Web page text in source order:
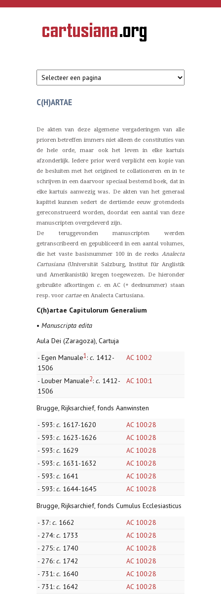
Overslaan en naar de inhoud gaan
CARTUSIANA
Geschiedenis
van de
C(H)ARTAE
De akten van deze algemene vergaderingen van alle
prioren betreffen immers niet alleen de constituties van
de hele orde, maar ook het leven in elke kartuis
afzonderlijk. Iedere prior werd verplicht een kopie van
de besluiten met het origineel te collationeren en in te
schrijven in een daarvoor speciaal bestemd boek, dat in
elke kartuis aanwezig was. De akten van het generaal
kapittel kunnen sedert de dertiende eeuw grotendeels
gereconstrueerd worden, doordat een aantal van deze
manuscripten overgeleverd zijn.
De teruggevonden manuscripten werden
getranscribeerd en gepubliceerd in een aantal volumes,
die het vaste basisnummer 100 in de reeks Analecta
Cartusiana(Universität Salzburg, Institut für Anglistik
und Amerikanistik) kregen toegewezen. De hieronder
gebruikte afkortingen c. en AC (+ deelnummer) staan
resp. voor cartaeen Analecta Cartusiana.
C(h)artae Capitulorum Generalium
• Manuscripta edita
Aula Dei (Zaragoza), Cartuja
- Egen Manuale1 : c. 1412-
1506
AC 100:2
- Louber Manuale2: c. 1412-
1506
AC 100:1
Brugge, Rijksarchief, fonds Aanwinsten
- 593: c. 1617-1620
AC 100:28
- 593: c. 1623-1626
AC 100:28
- 593: c. 1629
AC 100:28
- 593: c. 1631-1632
AC 100:28
- 593: c. 1641
AC 100:28
- 593: c. 1644-1645
AC 100:28
Brugge, Rijksarchief, fonds Cumulus Ecclesiasticus
- 37: c. 1662
AC 100:28
- 274: c. 1733
AC 100:28
- 275: c. 1740
AC 100:28
- 276: c. 1742
AC 100:28
- 731: c. 1640
AC 100:28
- 731: c. 1642
AC 100:28